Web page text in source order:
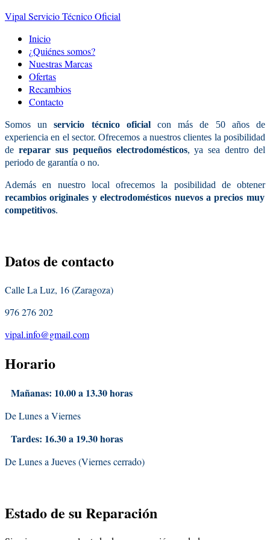
Vipal Servicio Técnico Oficial
Inicio
¿Quiénes somos?
Nuestras Marcas
Ofertas
Recambios
Contacto
Somos unservicio técnico oficialcon más de 50 años de
experiencia en el sector. Ofrecemos a nuestros clientes la posibilidad
de reparar sus pequeños electrodomésticos, ya sea dentro del
periodo de garantía o no.
Además en nuestro local ofrecemos la posibilidad de obtener
recambios originales y electrodomésticos nuevos a precios muy
competitivos.
Datosde contacto
Calle La Luz, 16 (Zaragoza)
976 276 202
vipal.info@gmail.com
Horario
Mañanas: 10.00 a 13.30 horas
De Lunes a Viernes
Tardes: 16.30 a 19.30 horas
De Lunes a Jueves (Viernes cerrado)
Estadode su Reparación